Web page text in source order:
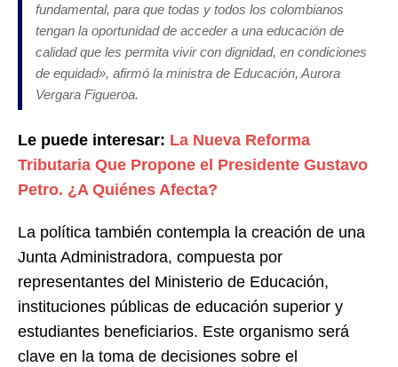
fundamental, para que todas y todos los colombianos
tengan la oportunidad de acceder a una educación de
calidad que les permita vivir con dignidad, en condiciones
de equidad», afirmó la ministra de Educación, Aurora
Vergara Figueroa.
Le puede interesar: La Nueva Reforma
Tributaria Que Propone el Presidente Gustavo
Petro. ¿A Quiénes Afecta?
La política también contempla la creación de una
Junta Administradora, compuesta por
representantes del Ministerio de Educación,
instituciones públicas de educación superior y
estudiantes beneficiarios. Este organismo será
clave en la toma de decisiones sobre el